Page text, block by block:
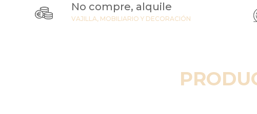
No compre, alquile
VAJILLA, MOBILIARIO Y DECORACIÓN